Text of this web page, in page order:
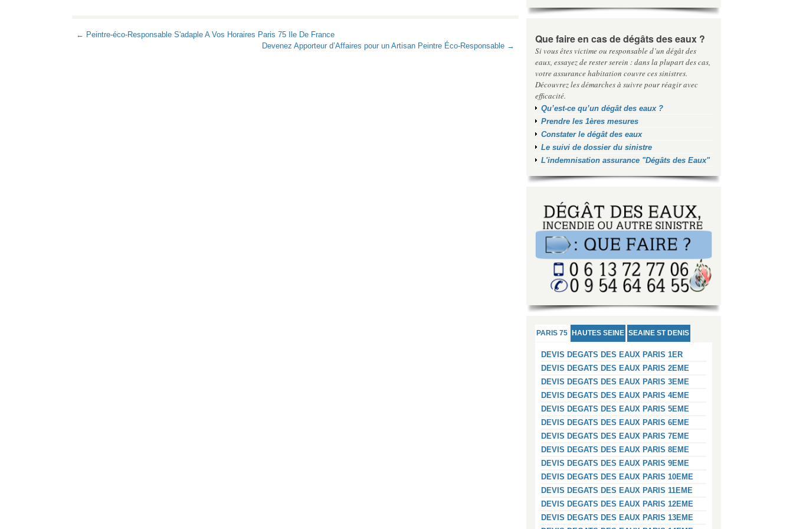
← Peintre-éco-Responsable S'adaple A Vos Horaires Paris 75 Ile De France
Devenez Apporteur d’Affaires pour un Artisan Peintre Éco-Responsable →
Que faire en cas de dégâts des eaux ?
Si vous êtes victime ou responsable d’un dégât des
eaux, essayez de rester serein : dans la plupart des cas,
votre assurance habitation couvre ces sinistres.
Découvrez les démarches à suivre pour réagir avec
efficacité.
Qu’est-ce qu’un dégât des eaux ?
Prendre les 1ères mesures
Constater le dégât des eaux
Le suivi de dossier du sinistre
L'indemnisation assurance "Dégâts des Eaux"
PARIS 75 HAUTES SEINE SEAINE ST DENIS
DEVIS DEGATS DES EAUX PARIS 1ER
DEVIS DEGATS DES EAUX PARIS 2EME
DEVIS DEGATS DES EAUX PARIS 3EME
DEVIS DEGATS DES EAUX PARIS 4EME
DEVIS DEGATS DES EAUX PARIS 5EME
DEVIS DEGATS DES EAUX PARIS 6EME
DEVIS DEGATS DES EAUX PARIS 7EME
DEVIS DEGATS DES EAUX PARIS 8EME
DEVIS DEGATS DES EAUX PARIS 9EME
DEVIS DEGATS DES EAUX PARIS 10EME
DEVIS DEGATS DES EAUX PARIS 11EME
DEVIS DEGATS DES EAUX PARIS 12EME
DEVIS DEGATS DES EAUX PARIS 13EME